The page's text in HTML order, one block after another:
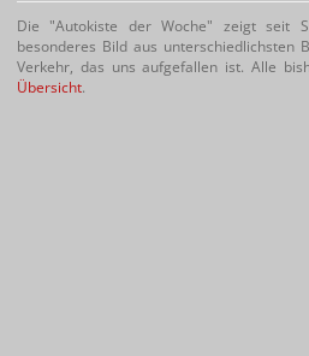
Die "Autokiste der Woche" zeigt seit
besonderes Bild aus unterschiedlichsten
Verkehr, das uns aufgefallen ist. Alle
Übersicht.